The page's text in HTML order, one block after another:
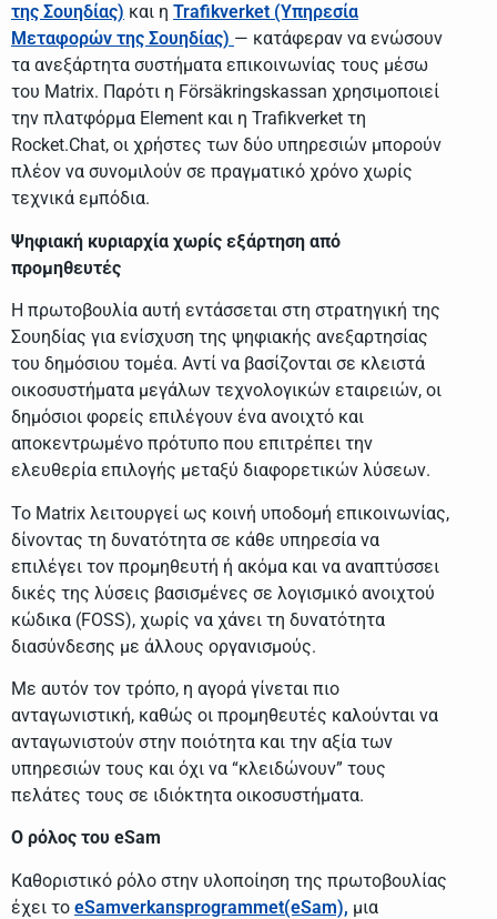
της Σουηδίας) και η Trafikverket (Υπηρεσία
Μεταφορών της Σουηδίας) — κατάφεραν να ενώσουν
τα ανεξάρτητα συστήματα επικοινωνίας τους μέσω
του Matrix. Παρότι η Försäkringskassan χρησιμοποιεί
την πλατφόρμα Element και η Trafikverket τη
Rocket.Chat, οι χρήστες των δύο υπηρεσιών μπορούν
πλέον να συνομιλούν σε πραγματικό χρόνο χωρίς
τεχνικά εμπόδια.
Ψηφιακή κυριαρχία χωρίς εξάρτηση από
προμηθευτές
Η πρωτοβουλία αυτή εντάσσεται στη στρατηγική της
Σουηδίας για ενίσχυση της ψηφιακής ανεξαρτησίας
του δημόσιου τομέα. Αντί να βασίζονται σε κλειστά
οικοσυστήματα μεγάλων τεχνολογικών εταιρειών, οι
δημόσιοι φορείς επιλέγουν ένα ανοιχτό και
αποκεντρωμένο πρότυπο που επιτρέπει την
ελευθερία επιλογής μεταξύ διαφορετικών λύσεων.
Το Matrix λειτουργεί ως κοινή υποδομή επικοινωνίας,
δίνοντας τη δυνατότητα σε κάθε υπηρεσία να
επιλέγει τον προμηθευτή ή ακόμα και να αναπτύσσει
δικές της λύσεις βασισμένες σε λογισμικό ανοιχτού
κώδικα (FOSS), χωρίς να χάνει τη δυνατότητα
διασύνδεσης με άλλους οργανισμούς.
Με αυτόν τον τρόπο, η αγορά γίνεται πιο
ανταγωνιστική, καθώς οι προμηθευτές καλούνται να
ανταγωνιστούν στην ποιότητα και την αξία των
υπηρεσιών τους και όχι να “κλειδώνουν” τους
πελάτες τους σε ιδιόκτητα οικοσυστήματα.
Ο ρόλος του eSam
Καθοριστικό ρόλο στην υλοποίηση της πρωτοβουλίας
έχει το eSamverkansprogrammet(eSam), μια